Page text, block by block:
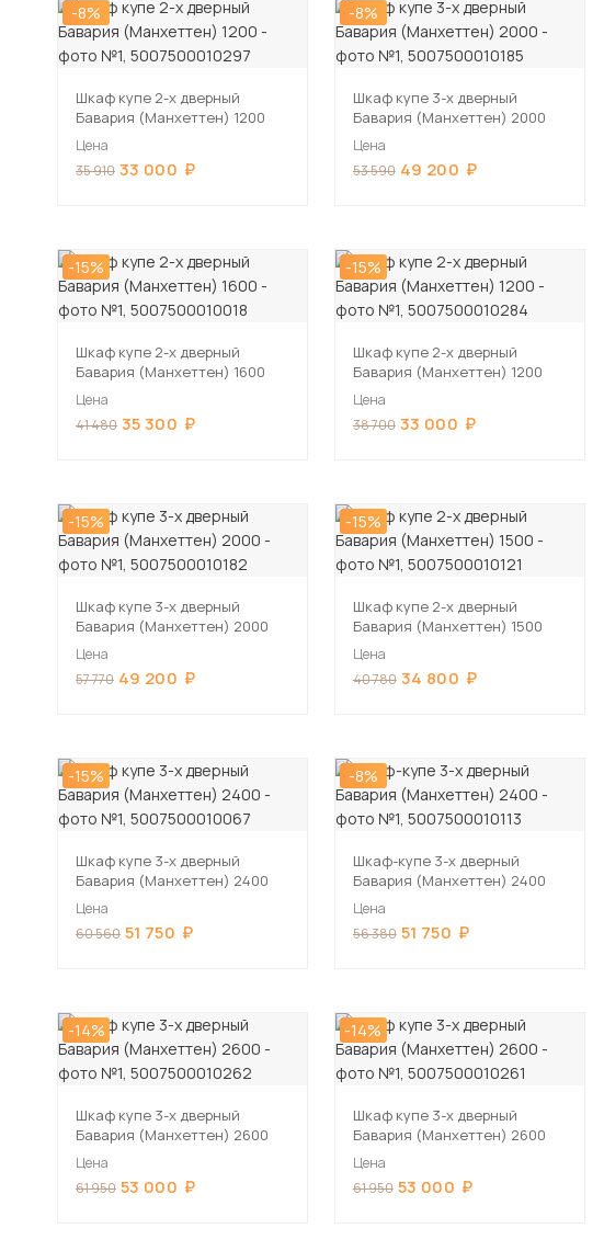
-8%
Шкаф купе 2-х дверный
Бавария (Манхеттен) 1200
Цена
35 910 33 000
-8%
Шкаф купе 3-х дверный
Бавария (Манхеттен) 2000
Цена
53 590 49 200
-15%
Шкаф купе 2-х дверный
Бавария (Манхеттен) 1600
Цена
41 480 35 300
-15%
Шкаф купе 2-х дверный
Бавария (Манхеттен) 1200
Цена
38 700 33 000
-15%
Шкаф купе 3-х дверный
Бавария (Манхеттен) 2000
Цена
57 770 49 200
-15%
Шкаф купе 2-х дверный
Бавария (Манхеттен) 1500
Цена
40 780 34 800
-15%
Шкаф купе 3-х дверный
Бавария (Манхеттен) 2400
Цена
60 560 51 750
-8%
Шкаф-купе 3-х дверный
Бавария (Манхеттен) 2400
Цена
56 380 51 750
-14%
Шкаф купе 3-х дверный
Бавария (Манхеттен) 2600
Цена
61 950 53 000
-14%
Шкаф купе 3-х дверный
Бавария (Манхеттен) 2600
Цена
61 950 53 000